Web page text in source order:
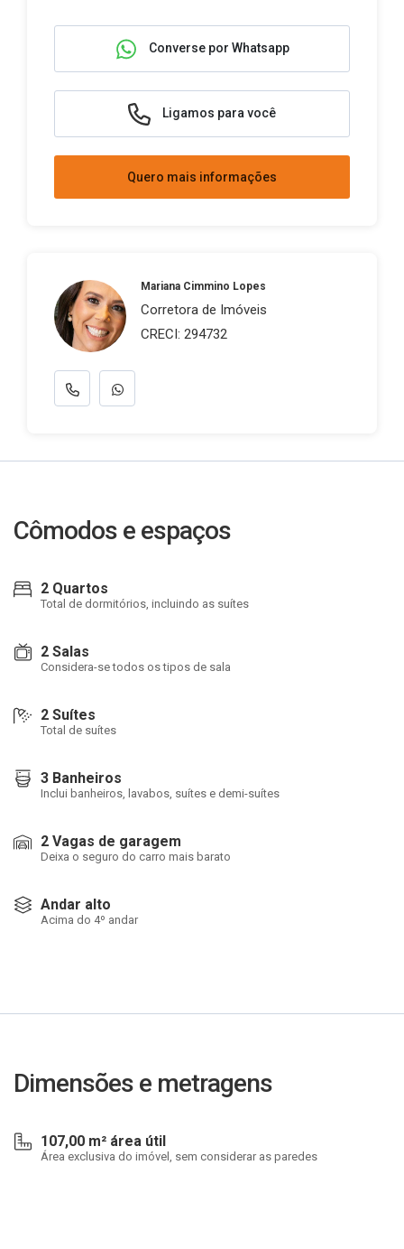
Converse por Whatsapp
Ligamos para você
Quero mais informações
Mariana Cimmino Lopes
Corretora de Imóveis
CRECI: 294732
Cômodos e espaços
2 Quartos
Total de dormitórios, incluindo as suítes
2 Salas
Considera-se todos os tipos de sala
2 Suítes
Total de suítes
3 Banheiros
Inclui banheiros, lavabos, suítes e demi-suítes
2 Vagas de garagem
Deixa o seguro do carro mais barato
Andar alto
Acima do 4º andar
Dimensões e metragens
107,00 m² área útil
Área exclusiva do imóvel, sem considerar as paredes